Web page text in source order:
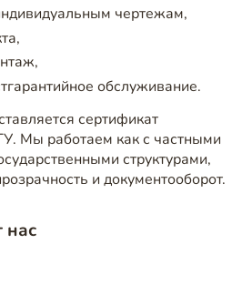
чертежам,
обслуживание.
сертификат
Мы работаем как с частными
структурами,
и документооборот.
нас